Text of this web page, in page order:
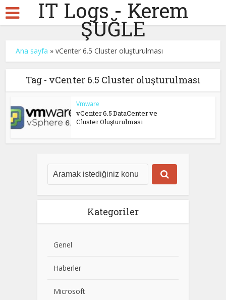
IT Logs - Kerem
ŞUĞLE
Ana sayfa »vCenter 6.5 Cluster oluşturulması
Tag - vCenter 6.5 Cluster oluşturulması
Vmware
vCenter 6.5 DataCenter ve
Cluster Oluşturulması
Kategoriler
Genel
Haberler
Microsoft